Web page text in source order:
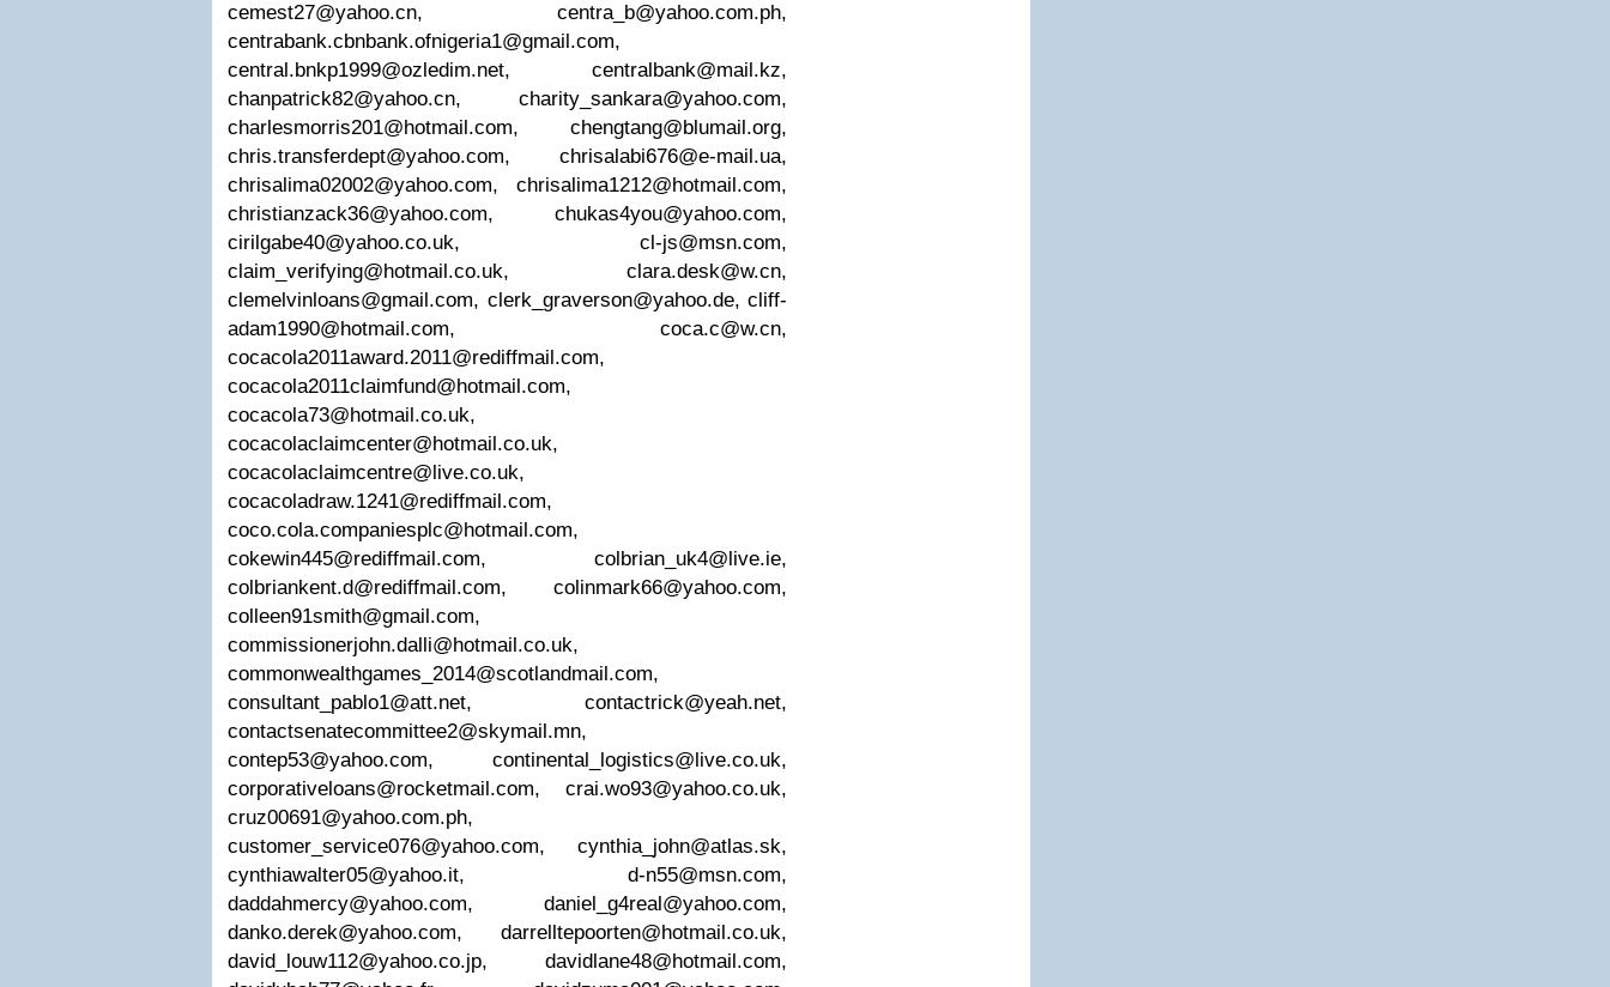
cemest27@yahoo.cn, centra_b@yahoo.com.ph,
centrabank.cbnbank.ofnigeria1@gmail.com,
central.bnkp1999@ozledim.net, centralbank@mail.kz,
chanpatrick82@yahoo.cn, charity_sankara@yahoo.com,
charlesmorris201@hotmail.com, chengtang@blumail.org,
chris.transferdept@yahoo.com, chrisalabi676@e-mail.ua,
chrisalima02002@yahoo.com, chrisalima1212@hotmail.com,
christianzack36@yahoo.com, chukas4you@yahoo.com,
cirilgabe40@yahoo.co.uk, cl-js@msn.com,
claim_verifying@hotmail.co.uk, clara.desk@w.cn,
clemelvinloans@gmail.com, clerk_graverson@yahoo.de, cliff-
adam1990@hotmail.com, coca.c@w.cn,
cocacola2011award.2011@rediffmail.com,
cocacola2011claimfund@hotmail.com,
cocacola73@hotmail.co.uk,
cocacolaclaimcenter@hotmail.co.uk,
cocacolaclaimcentre@live.co.uk,
cocacoladraw.1241@rediffmail.com,
coco.cola.companiesplc@hotmail.com,
cokewin445@rediffmail.com, colbrian_uk4@live.ie,
colbriankent.d@rediffmail.com, colinmark66@yahoo.com,
colleen91smith@gmail.com,
commissionerjohn.dalli@hotmail.co.uk,
commonwealthgames_2014@scotlandmail.com,
consultant_pablo1@att.net, contactrick@yeah.net,
contactsenatecommittee2@skymail.mn,
contep53@yahoo.com, continental_logistics@live.co.uk,
corporativeloans@rocketmail.com, crai.wo93@yahoo.co.uk,
cruz00691@yahoo.com.ph,
customer_service076@yahoo.com, cynthia_john@atlas.sk,
cynthiawalter05@yahoo.it, d-n55@msn.com,
daddahmercy@yahoo.com, daniel_g4real@yahoo.com,
danko.derek@yahoo.com, darrelltepoorten@hotmail.co.uk,
david_louw112@yahoo.co.jp, davidlane48@hotmail.com,